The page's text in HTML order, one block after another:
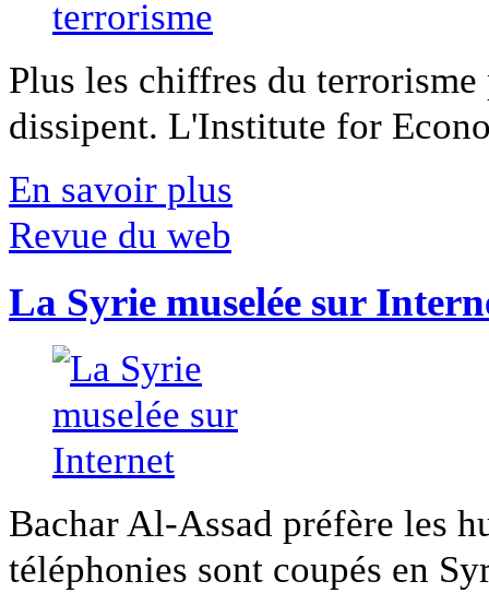
Plus les chiffres du
dissipent. L'Institute for
En savoir plus
Revue du web
La Syrie muselée sur
Bachar Al-Assad préfère les
téléphonies sont coupés en